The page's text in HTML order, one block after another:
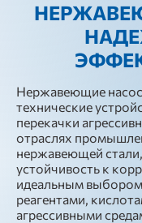
Нержавеющие
технические
перекачки
отраслях
нержавеющей
устойчивость к
идеальным
реагентами,
агрессивными